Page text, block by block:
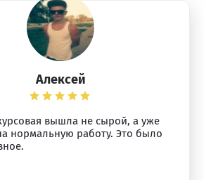
Алексей
вышла не сырой, а уже
нормальную работу. Это было